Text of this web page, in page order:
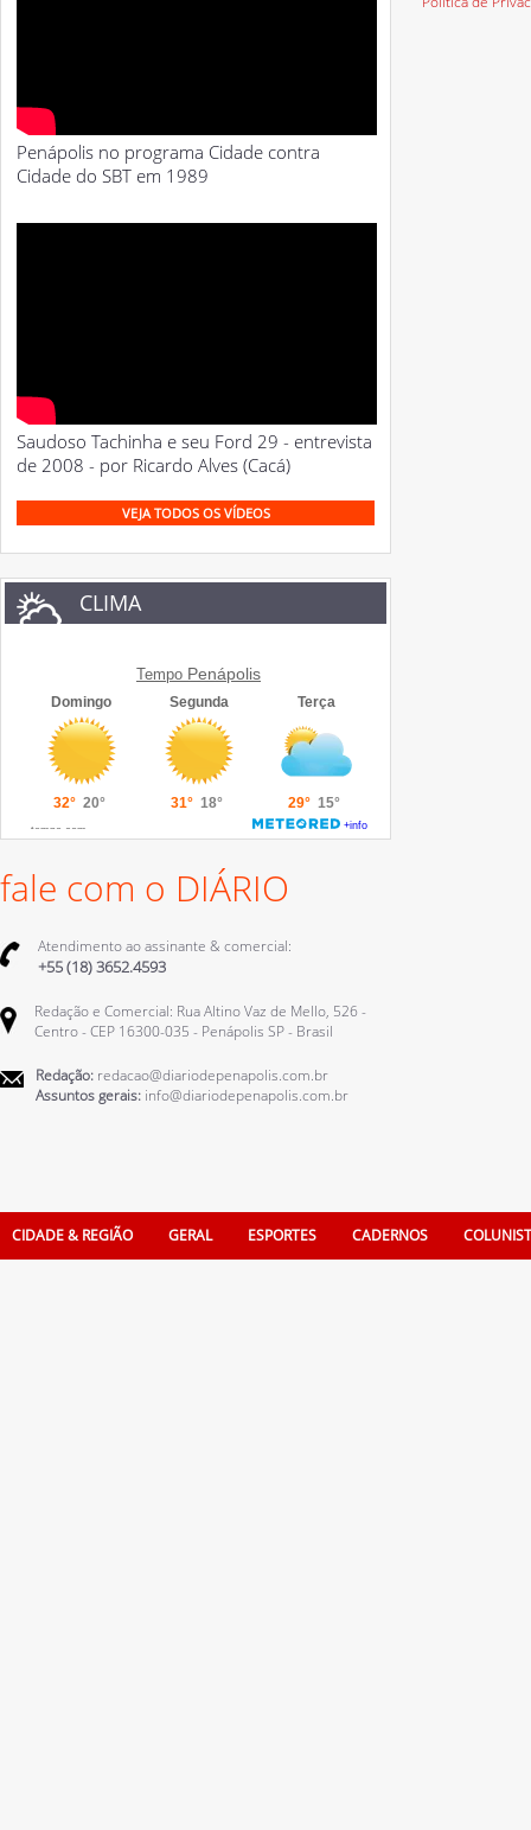
Penápolis no programa Cidade contra
Cidade do SBT em 1989
Saudoso Tachinha e seu Ford 29 - entrevista
de 2008 - por Ricardo Alves (Cacá)
VEJA TODOS OS VÍDEOS
CLIMA
Tempo Penápolis
fale com o DIÁRIO
Atendimento ao assinante & comercial:
+55 (18) 3652.4593
Redação e Comercial: Rua Altino Vaz de Mello, 526 -
Centro - CEP 16300-035 - Penápolis SP - Brasil
Redação: redacao@diariodepenapolis.com.br
Assuntos gerais: info@diariodepenapolis.com.br
CIDADE & REGIÃO GERAL ESPORTES CADERNOS